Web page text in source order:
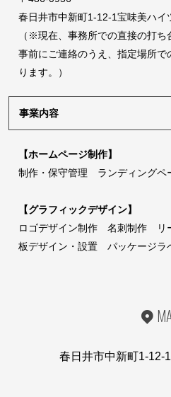
春日井市中新町1-12-1宝味美ハイ
（※現在、事務所での直接の打ち
事前にご連絡のうえ、指定場所
ります。）
事業内容
【ホームページ制作】
制作・保守管理 ランディング
【グラフィックデザイン】
ロゴデザイン制作 名刺制作 リ
板デザイン・設置 パッケージラ
春日井市中新町1-12-